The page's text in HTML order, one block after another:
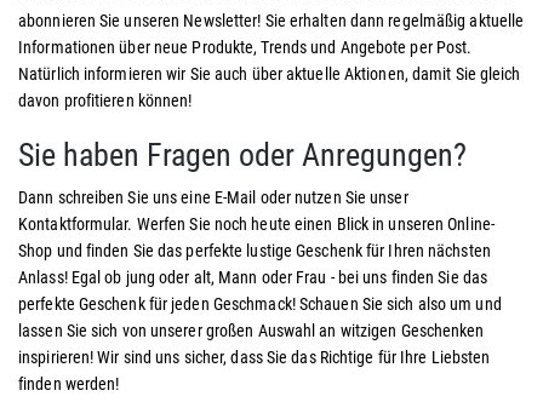
abonnieren Sie unseren Newsletter! Sie erhalten dann regelmäßig aktuelle
Informationen über neue Produkte, Trends und Angebote per Post.
Natürlich informieren wir Sie auch über aktuelle Aktionen, damit Sie gleich
davon profitieren können!
Sie haben Fragen oder Anregungen?
Dann schreiben Sie uns eine E-Mail oder nutzen Sie unser
Kontaktformular. Werfen Sie noch heute einen Blick in unseren Online-
Shop und finden Sie das perfekte lustige Geschenk für Ihren nächsten
Anlass! Egal ob jung oder alt, Mann oder Frau - bei uns finden Sie das
perfekte Geschenk für jeden Geschmack! Schauen Sie sich also um und
lassen Sie sich von unserer großen Auswahl an witzigen Geschenken
inspirieren! Wir sind uns sicher, dass Sie das Richtige für Ihre Liebsten
finden werden!